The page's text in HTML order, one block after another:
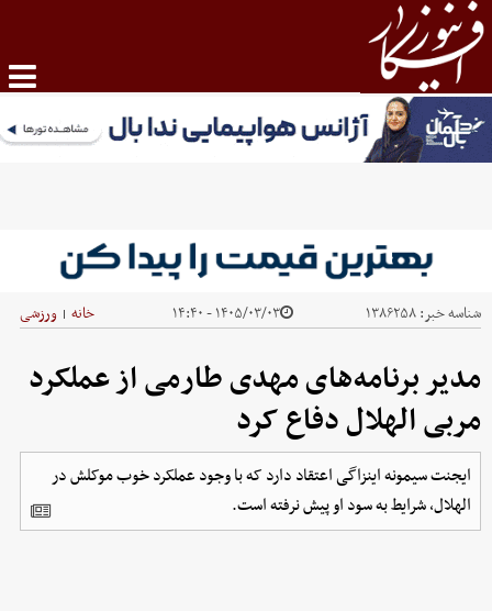
شناسه خبر:۱۳۸۶۲۵۸ ۱۴۰۵/۰۳/۰۳ - ۱۴:۴۰ خانه | ورزشی
مدیر برنامه‌های مهدی طارمی از عملکرد
مربی الهلال دفاع کرد
ایجنت سیمونه اینزاگی اعتقاد دارد که با وجود عملکرد خوب موکلش در
الهلال، شرایط به سود او پیش نرفته است.